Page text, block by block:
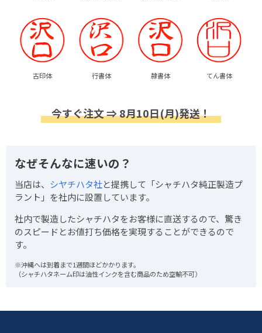
古印体 行書体 隷書体 てん書体
今すぐ注文 ⇒ 8月10日(月)発送！
なぜそんなに速いの？
当店は、 シヤチハタ社と提携して「シャチハタ純正製造プ
ラント」を社内に設置しています。
社内で製造したシャチハタをお客様に直送するので、驚き
のスピードとお値打ち価格を実現することができるので
す。
※沖縄へは到着まで1週間ほどかかります。
（シャチハタネーム印は油性インクを含む商品のため空輸不可）